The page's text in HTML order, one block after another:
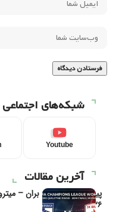
شبکه‌های
Youtube
آخرین مقالات
پیش‌بینی و تحلیل بران –
۲۰۲۶